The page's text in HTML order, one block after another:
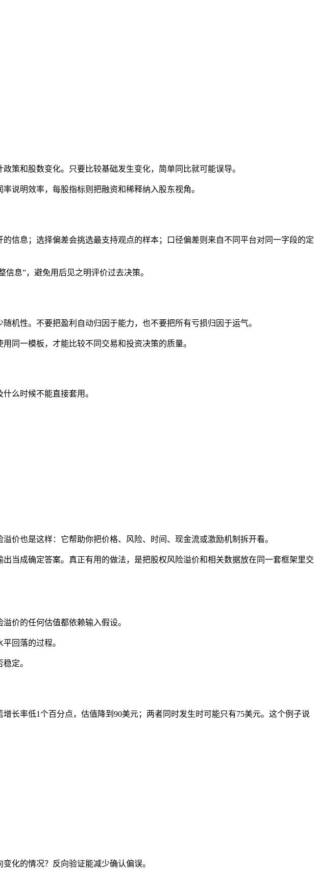
策和股数变化。只要比较基础发生变化，简单同比就可能误导。
说明效率，每股指标则把融资和稀释纳入股东视角。
信息；选择偏差会挑选最支持观点的样本；口径偏差则来自不同平台对同一字段的定
息”，避免用后见之明评价过去决策。
机性。不要把盈利自动归因于能力，也不要把所有亏损归因于运气。
同一模板，才能比较不同交易和投资决策的质量。
么时候不能直接套用。
价也是这样：它帮助你把价格、风险、时间、现金流或激励机制拆开看。
当成确定答案。真正有用的做法，是把股权风险溢价和相关数据放在同一套框架里交
价的任何估值都依赖输入假设。
回落的过程。
定。
长率低1个百分点，估值降到90美元；两者同时发生时可能只有75美元。这个例子说
化的情况？反向验证能减少确认偏误。